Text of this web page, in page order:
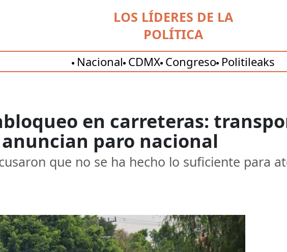
LOS LÍDERES DE LA
POLÍTICA
Nacional CDMX Congreso Politileaks
en carreteras:
paro nacional
que no se ha hecho lo suficiente para